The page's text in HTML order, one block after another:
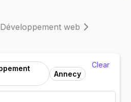
Développement web
Annecy
Clear